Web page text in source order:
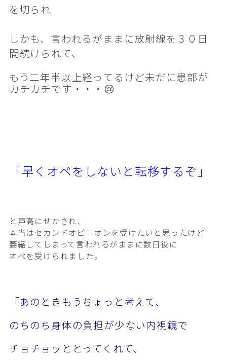
を切られ
しかも、言われるがままに放射線を３０日
間続けられて、
もう二年半以上経ってるけど未だに患部が
カチカチです・・・😢
「早くオペをしないと転移するぞ」
と声高にせかされ、
本当はセカンドオピニオンを受けたいと思ったけど
萎縮してしまって言われるがままに数日後に
オペを受けられました。
「あのときもうちょっと考えて、
のちのち身体の負担が少ない内視鏡で
チョチョッととってくれて、